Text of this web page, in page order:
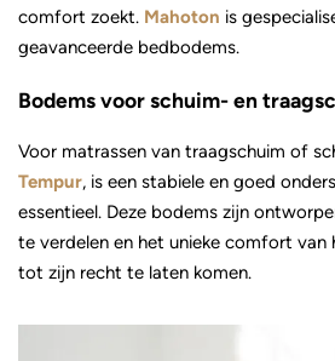
comfort zoekt. Mahoton is
geavanceerde bedbodems.
Bodems voor schuim- en
Voor matrassen van traagschuim of
Tempur, is een stabiele en goed
essentieel. Deze bodems zijn
te verdelen en het unieke comfort
tot zijn recht te laten komen.